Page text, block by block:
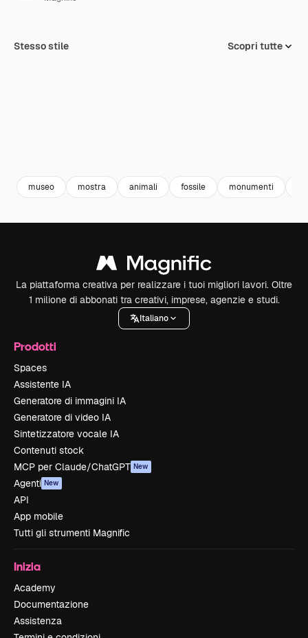
Stesso stile Scopri tutte
museo mostra animali fossile monumenti
La piattaforma creativa per realizzare i tuoi migliori lavori. Oltre
1 milione di abbonati tra creativi, imprese, agenzie e studi.
Italiano
Prodotti
Spaces
Assistente IA
Generatore di immagini IA
Generatore di video IA
Sintetizzatore vocale IA
Contenuti stock
MCP per Claude/ChatGPT New
Agenti New
API
App mobile
Tutti gli strumenti Magnific
Inizia
Academy
Documentazione
Assistenza